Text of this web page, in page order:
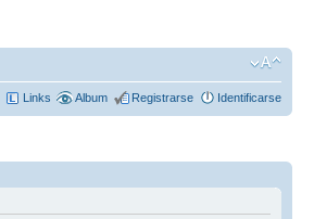
Links Album Registrarse Identificarse